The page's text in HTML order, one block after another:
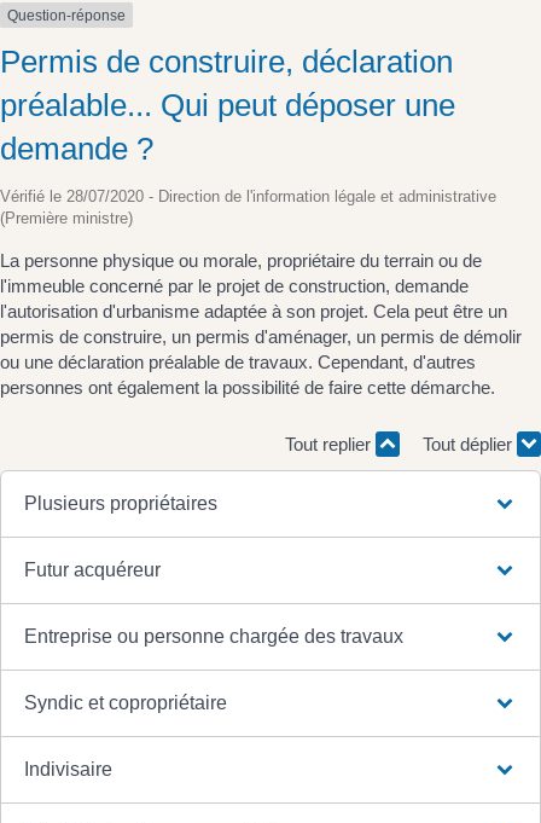
Question-réponse
Permis de construire, déclaration
préalable... Qui peut déposer une
demande ?
Vérifié le 28/07/2020 - Direction de l'information légale et administrative
(Première ministre)
La personne physique ou morale, propriétaire du terrain ou de
l'immeuble concerné par le projet de construction, demande
l'autorisation d'urbanisme adaptée à son projet. Cela peut être un
permis de construire, un permis d'aménager, un permis de démolir
ou une déclaration préalable de travaux. Cependant, d'autres
personnes ont également la possibilité de faire cette démarche.
Tout replier Tout déplier
Plusieurs propriétaires
Futur acquéreur
Entreprise ou personne chargée des travaux
Syndic et copropriétaire
Indivisaire